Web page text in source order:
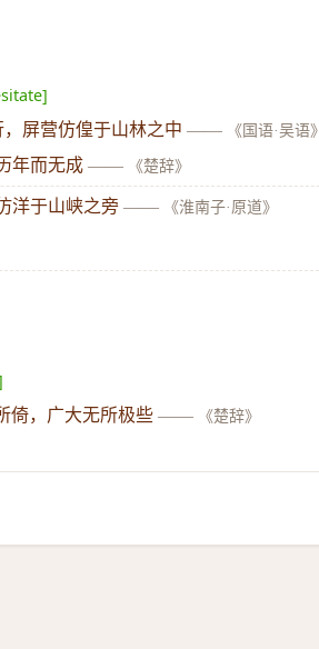
屏营仿偟于山林之中 —— 《国语·吴语》
年而无成 —— 《楚辞》
洋于山峡之旁 —— 《淮南子·原道》
倚，广大无所极些 —— 《楚辞》